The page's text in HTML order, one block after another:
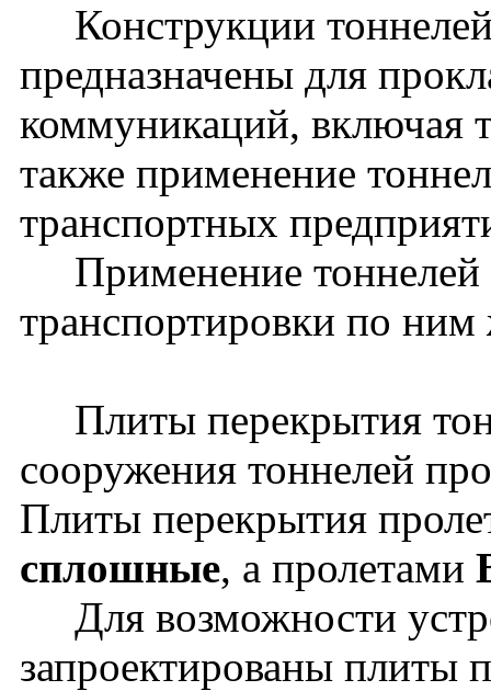
Конструкции тоннелей
предназначены для
коммуникаций, включая
также применение
транспортных
Применение тоннелей
транспортировки по
Плиты перекрытия
сооружения тоннелей
Плиты перекрытия
сплошные, а пролетами
Для возможности
запроектированы плиты